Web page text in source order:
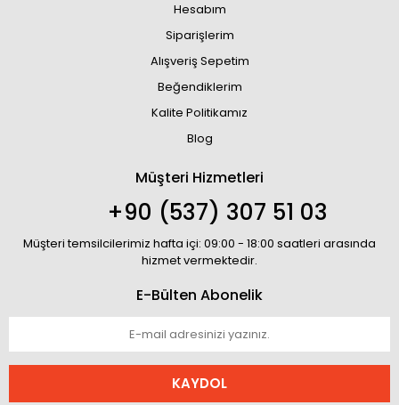
Hesabım
Siparişlerim
Alışveriş Sepetim
Beğendiklerim
Kalite Politikamız
Blog
Müşteri Hizmetleri
+90 (537) 307 51 03
Müşteri temsilcilerimiz hafta içi: 09:00 - 18:00 saatleri arasında
hizmet vermektedir.
E-Bülten Abonelik
KAYDOL